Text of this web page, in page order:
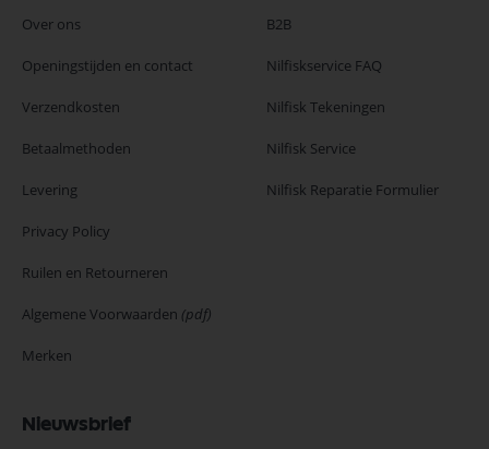
Over ons
Openingstijden en contact
Verzendkosten
Betaalmethoden
Levering
Privacy Policy
Ruilen en Retourneren
Algemene Voorwaarden (pdf)
Merken
B2B
Nilfiskservice FAQ
Nilfisk Tekeningen
Nilfisk Service
Nilfisk Reparatie Formulier
Nieuwsbrief